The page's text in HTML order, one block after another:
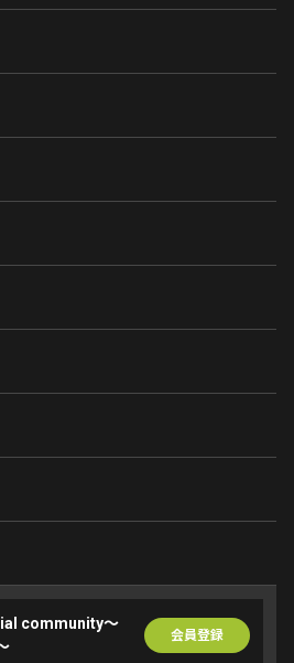
community〜
会員登録